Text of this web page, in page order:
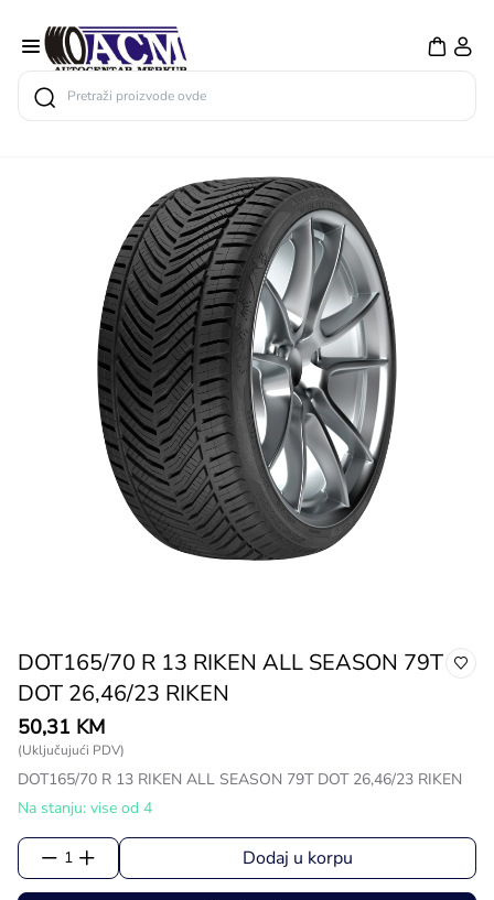
Search
DOT165/70 R 13 RIKEN ALL SEASON 79T
DOT 26,46/23 RIKEN
50,31 KM
(Uključujući PDV)
DOT165/70 R 13 RIKEN ALL SEASON 79T DOT 26,46/23 RIKEN
Na stanju: vise od 4
1 Dodaj u korpu